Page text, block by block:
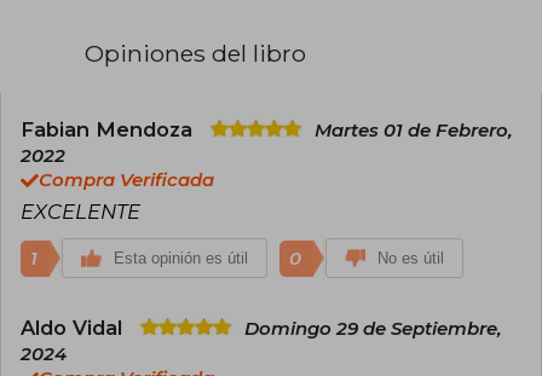
entabla una importante amistad con Julio
vida en 1972 con una sobredosis de seconal.
maldita.
Opiniones del libro
Fabian Mendoza
Martes 01 de Febrero,
2022
Compra Verificada
EXCELENTE
1 Esta opinión es útil 0 No es útil
Aldo Vidal
Domingo 29 de Septiembre,
2024